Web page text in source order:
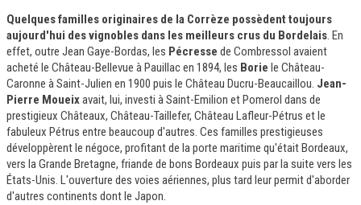
Quelques familles originaires de la Corrèze possèdent toujours
aujourd'hui des vignobles dans les meilleurs crus du Bordelais. En
effet, outre Jean Gaye-Bordas, les Pécresse de Combressol avaient
acheté le Château-Bellevue à Pauillac en 1894, les Borie le Château-
Caronne à Saint-Julien en 1900 puis le Château Ducru-Beaucaillou. Jean-
Pierre Moueixavait, lui, investi à Saint-Emilion et Pomerol dans de
prestigieux Châteaux, Château-Taillefer, Château Lafleur-Pétrus et le
fabuleux Pétrus entre beaucoup d'autres. Ces familles prestigieuses
développèrent le négoce, profitant de la porte maritime qu'était Bordeaux,
vers la Grande Bretagne, friande de bons Bordeaux puis par la suite vers les
États-Unis. L'ouverture des voies aériennes, plus tard leur permit d'aborder
d'autres continents dont le Japon.